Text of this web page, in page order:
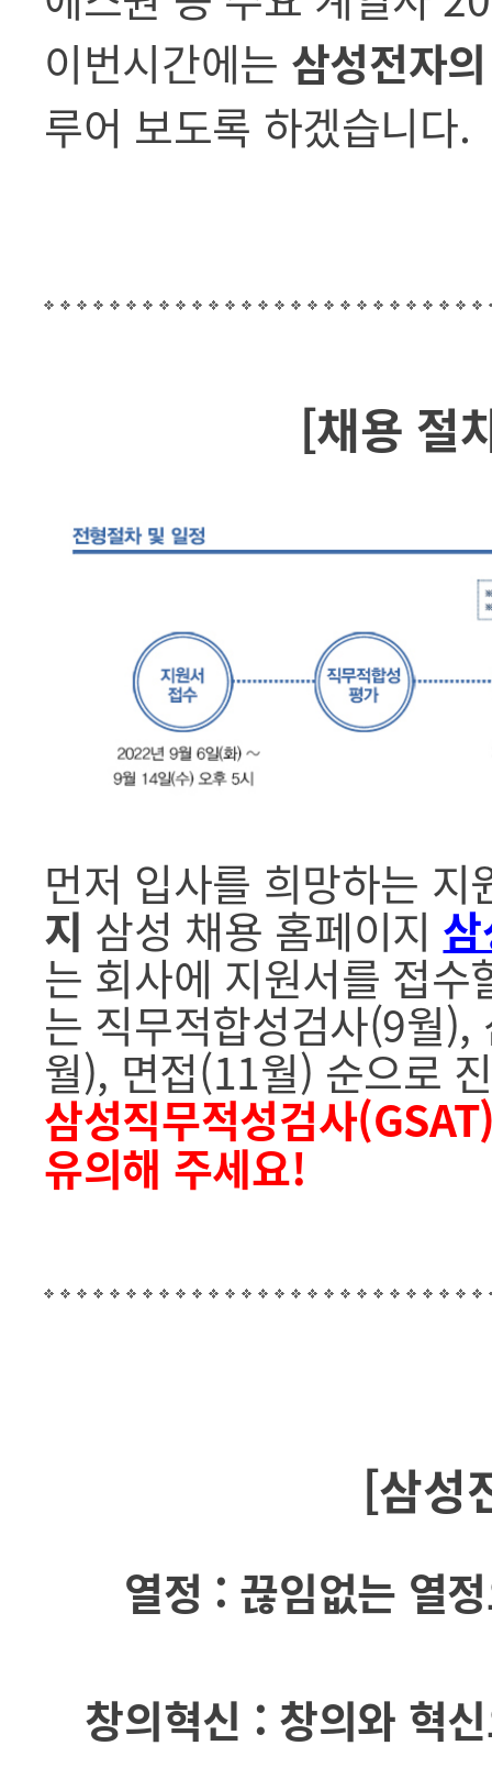
이번시간에는 삼성전자
루어 보도록 하겠습니다.
[채용 절
먼저 입사를 희망하는
지 삼성 채용 홈페이지
는 회사에 지원서를 접
는 직무적합성검사(9월
월), 면접(11월) 순으로
삼성직무적성검사
유의해 주세요!
[삼성
열정 : 끊임없는 열
창의혁신 : 창의와 혁